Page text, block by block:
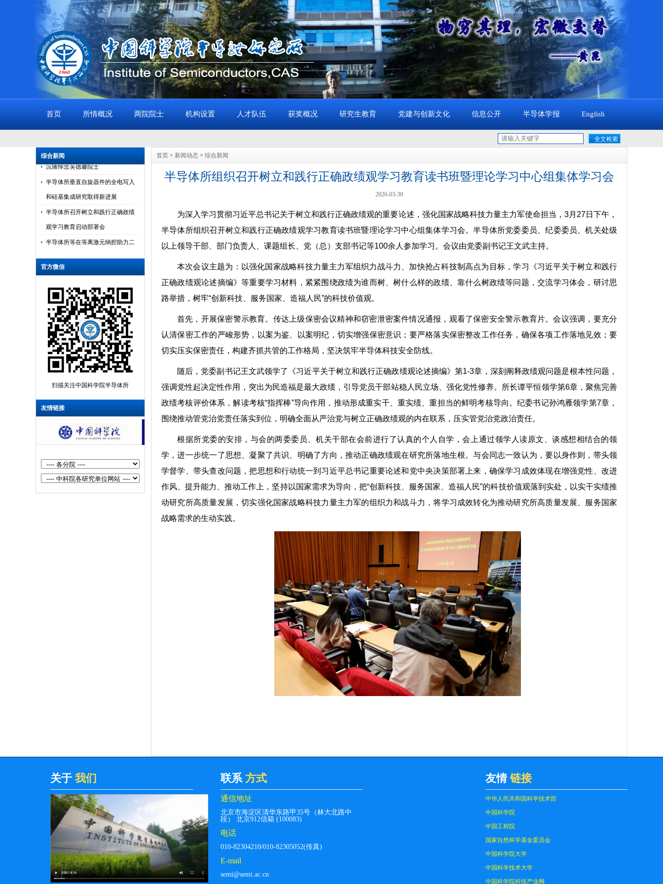
首页 所情概况 两院院士 机构设置 人才队伍 获奖概况 研究生教育 党建与创新文化 信息公开 半导体学报 English
综合新闻
科技报国 德馨长存——追忆半导体
所重要开拓者吴德馨先生
半导体所垂直自旋器件的全电写入
半导体所召开树立和践行正确政绩
半导体所等在等离激元纳腔助力二
重要进展
互连研究方面取得新进展
半导体所召开党委理论学习中心组
学习（扩大）会传达学习中国科学
院2026年度工...
半导体所召开2025年度党员领导干
部民主生活会
半导体所磁性半导体自旋光子学研
究取得新进展
半导体所传达学习中国科学院2026
年度工作会议精神
所重要开拓者吴德馨先生
沉痛悼念吴德馨院士
官方微信
扫描关注中国科学院半导体所
友情链接
首页 > 新闻动态 > 综合新闻
半导体所组织召开树立和践行正确政绩观学习教育读书班暨理论学习中心组集体学习会
2026-03-30
为深入学习贯彻习近平总书记关于树立和践行正确政绩观的重要论述，强化国家战略科技力量主力军使命担当，3月27日下午，
半导体所组织召开树立和践行正确政绩观学习教育读书班暨理论学习中心组集体学习会。半导体所党委委员、纪委委员、机关处级
以上领导干部、部门负责人、课题组长、 党（总）支部书记等100余人参加学习。会议由党委副书记王文武主持。
本次会议主题为：以强化国家战略科技力量主力军组织力战斗力、加快抢占科技制高点为目标，学习《习近平关于树立和践行
正确政绩观论述摘编》等重要学习材料，紧紧围绕政绩为谁而树、树什么样的政绩、靠什么树政绩等问题，交流学习体会，研讨思
路举措，树牢“创新科技、服务国家、造福人民”的科技价值观。
首先，开展保密警示教育。传达上级保密会议精神和窃密泄密案件情况通报，观看了保密安全警示教育片。会议强调，要充分
认清保密工作的严峻形势，以案为鉴、以案明纪，切实增强保密意识；要严格落实保密整改工作任务，确保各项工作落地见效；要
切实压实保密责任，构建齐抓共管的工作格局，坚决筑牢半导体科技安全防线。
随后，党委副书记王文武领学了《习近平关于树立和践行正确政绩观论述摘编》第1-3章，深刻阐释政绩观问题是根本性问题，
强调党性起决定性作用，突出为民造福是最大政绩，引导党员干部站稳人民立场、强化党性修养。所长谭平恒领学第6章，聚焦完善
政绩考核评价体系，解读考核“指挥棒”导向作用，推动形成重实干、重实绩、重担当的鲜明考核导向。纪委书记孙鸿雁领学第7章，
围绕推动管党治党责任落实到位，明确全面从严治党与树立正确政绩观的内在联系，压实管党治党政治责任。
根据所党委的安排，与会的两委委员、机关干部在会前进行了认真的个人自学，会上通过领学人读原文、谈感想相结合的领
学，进一步统一了思想、凝聚了共识、明确了方向，推动正确政绩观在研究所落地生根。与会同志一致认为，要以身作则，带头领
学督学、带头查改问题，把思想和行动统一到习近平总书记重要论述和党中央决策部署上来，确保学习成效体现在增强党性、改进
作风、提升能力、推动工作上，坚持以国家需求为导向，把“创新科技、服务国家、造福人民”的科技价值观落到实处，以实干实绩推
动研究所高质量发展，切实强化国家战略科技力量主力军的组织力和战斗力，将学习成效转化为推动研究所高质量发展、服务国家
战略需求的生动实践。
关于 我们 联系 方式
通信地址
北京市海淀区清华东路甲35号（林大北路中
段） 北京912信箱 (100083)
电话
010-82304210/010-82305052(传真)
E-mail
semi@semi.ac.cn
友情 链接
中华人民共和国科学技术部
中国科学院
中国工程院
国家自然科学基金委员会
中国科学院大学
中国科学技术大学
中国科学院科技产业网